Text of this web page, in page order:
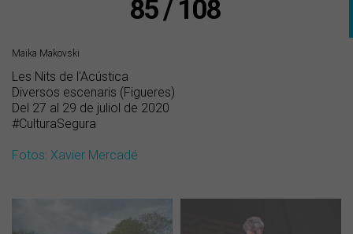
85 / 108
Maika Makovski
Les Nits de l'Acústica
Diversos escenaris (Figueres)
Del 27 al 29 de juliol de 2020
#CulturaSegura
Fotos: Xavier Mercadé